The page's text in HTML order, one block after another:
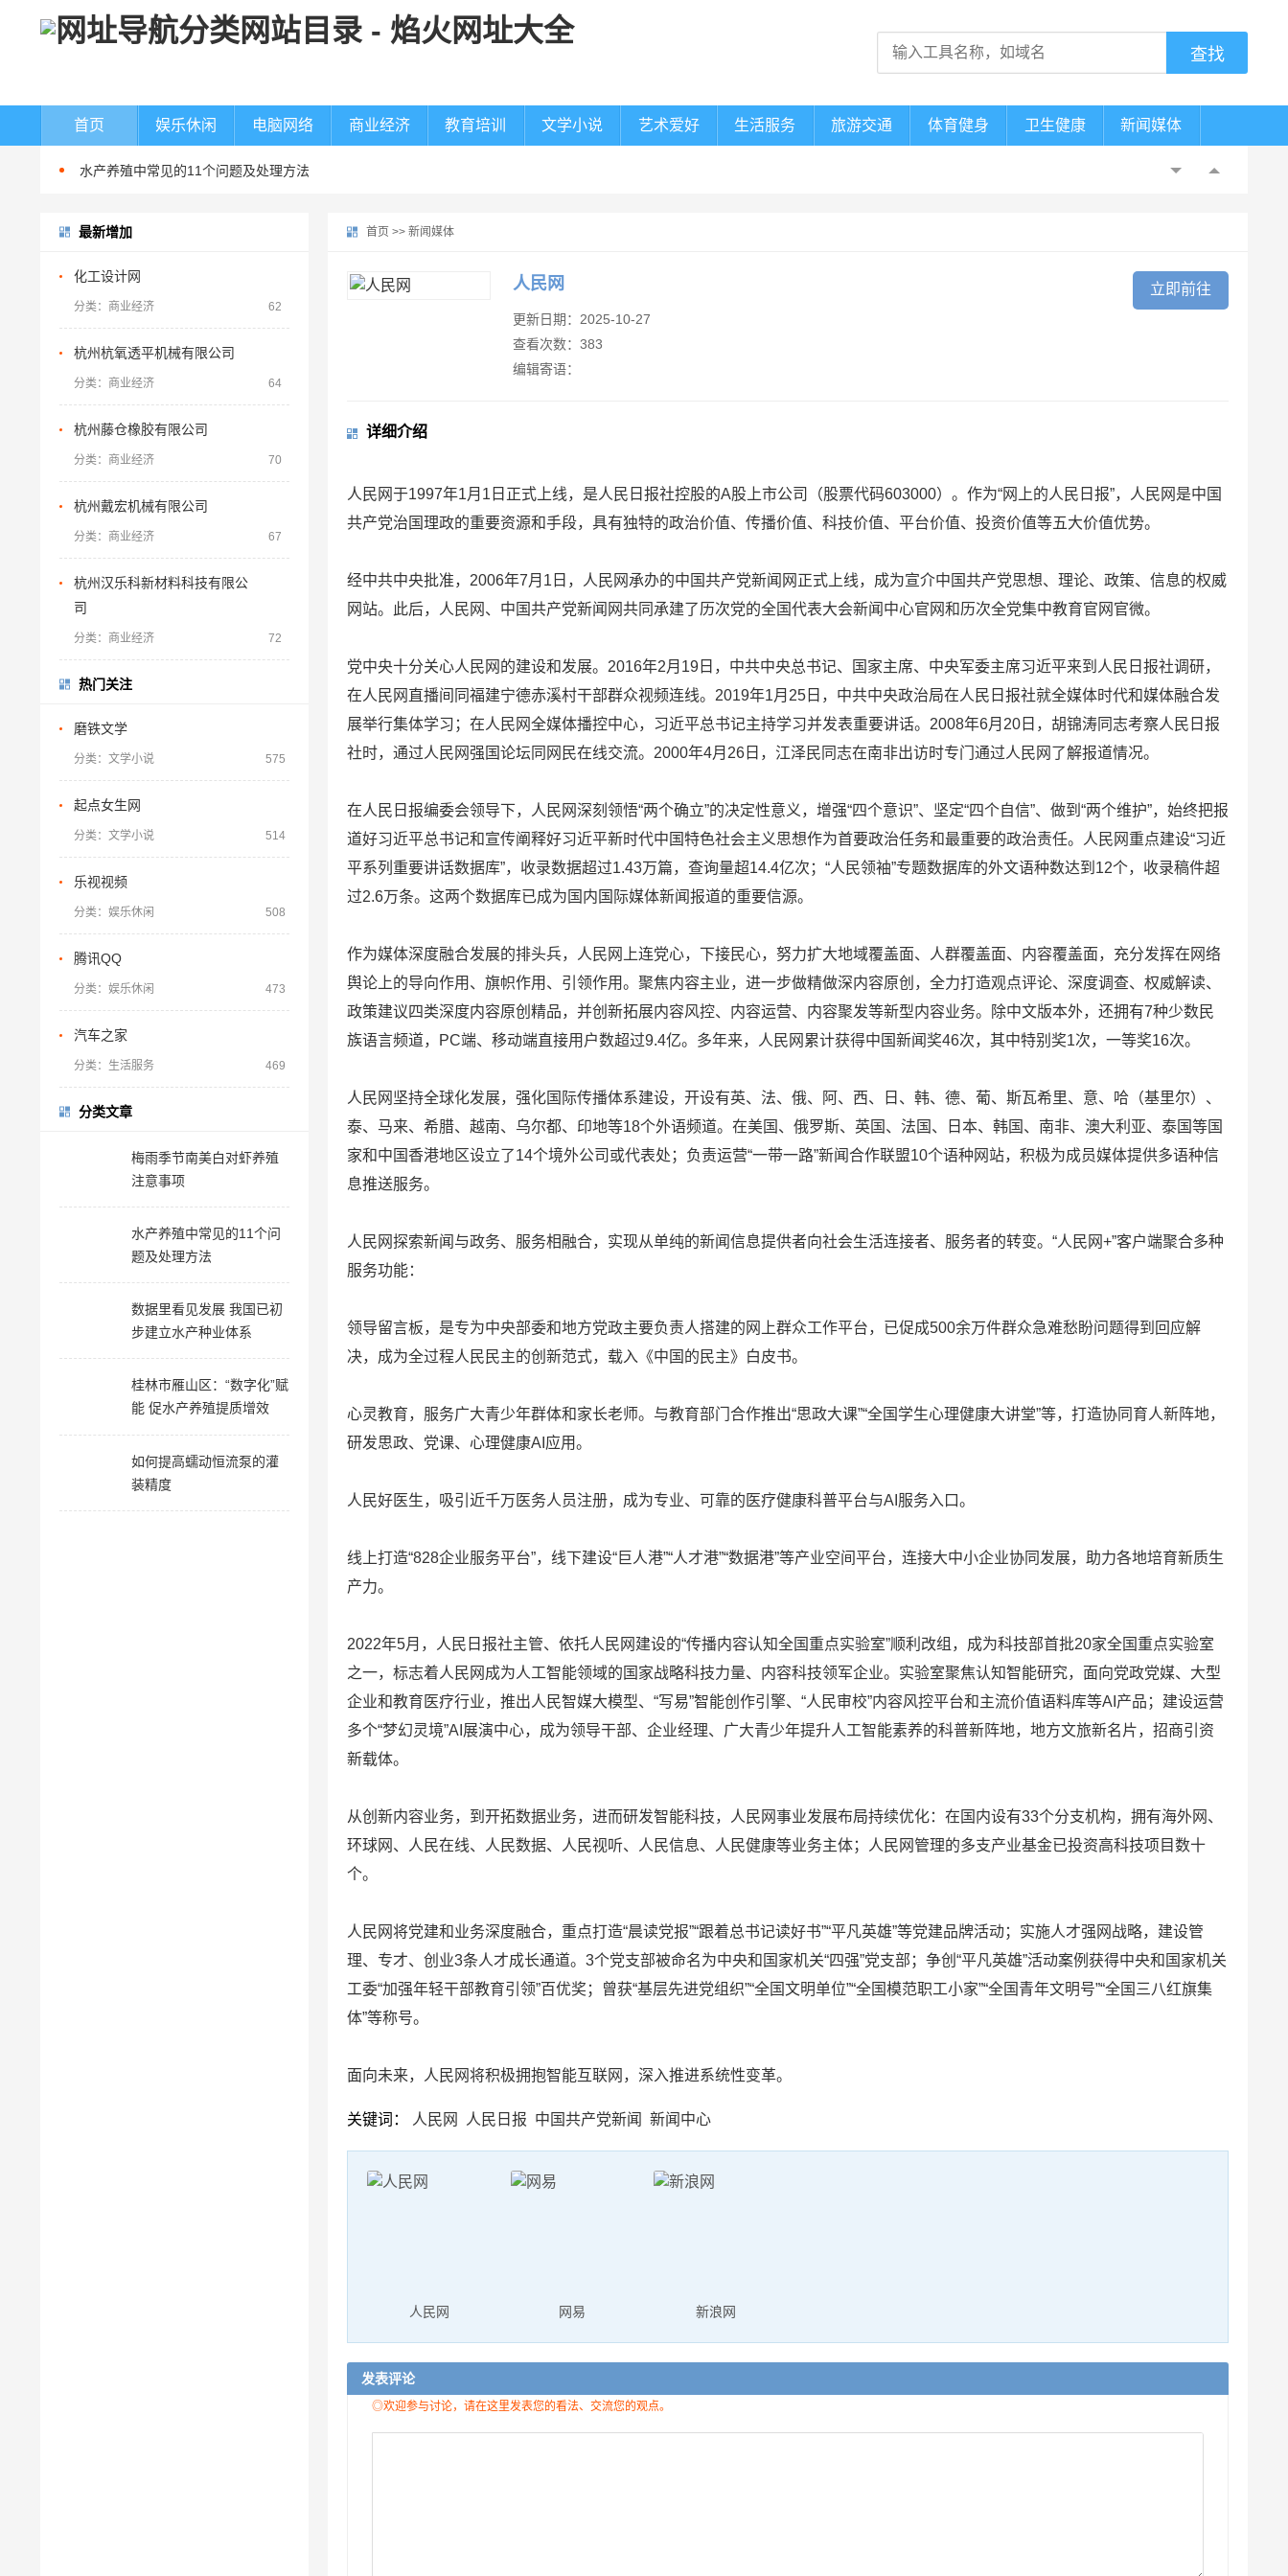
首页 娱乐休闲 电脑网络 商业经济 教育培训 文学小说 艺术爱好 生活服务 旅游交通 体育健身 卫生健康 新闻媒体
美国“尼米兹”号航母连摔两机，都是因为它？
水产养殖中常见的11个问题及处理方法
桂林市雁山区：“数字化”赋能 促水产养殖提质增效
朝鲜试射海对地战略巡航导弹
达成停火18天后战火再起 以总理下令袭击加沙
数据里看见发展 我国已初步建立水产种业体系
桂林市雁山区：“数字化”赋能 促水产养殖提质增效
蠕动泵软管常见的问题有哪些
河南一幼儿园凌晨起火，警方通报：未造成人员伤亡
朝鲜试射海对地战略巡航导弹
达成停火18天后战火再起 以总理下令袭击加沙
美国“尼米兹”号航母连摔两机，都是因为它？
最新增加
化工设计网
分类：商业经济 62
杭州杭氧透平机械有限公司
分类：商业经济 64
杭州藤仓橡胶有限公司
分类：商业经济 70
杭州戴宏机械有限公司
分类：商业经济 67
杭州汉乐科新材料科技有限公
司
分类：商业经济 72
热门关注
磨铁文学
分类：文学小说 575
起点女生网
分类：文学小说 514
乐视视频
分类：娱乐休闲 508
腾讯QQ
分类：娱乐休闲 473
汽车之家
分类：生活服务 469
分类文章
梅雨季节南美白对虾养殖
注意事项
水产养殖中常见的11个问
题及处理方法
数据里看见发展 我国已初
步建立水产种业体系
桂林市雁山区：“数字化”赋
能 促水产养殖提质增效
如何提高蠕动恒流泵的灌
装精度
首页 >> 新闻媒体
人民网
更新日期：2025-10-27
查看次数：383
编辑寄语：
立即前往
详细介绍
人民网于1997年1月1日正式上线，是人民日报社控股的A股上市公司（股票代码603000）。作为“网上的人民日报”，人民网是中国
共产党治国理政的重要资源和手段，具有独特的政治价值、传播价值、科技价值、平台价值、投资价值等五大价值优势。
经中共中央批准，2006年7月1日，人民网承办的中国共产党新闻网正式上线，成为宣介中国共产党思想、理论、政策、信息的权威
网站。此后，人民网、中国共产党新闻网共同承建了历次党的全国代表大会新闻中心官网和历次全党集中教育官网官微。
党中央十分关心人民网的建设和发展。2016年2月19日，中共中央总书记、国家主席、中央军委主席习近平来到人民日报社调研，
在人民网直播间同福建宁德赤溪村干部群众视频连线。2019年1月25日，中共中央政治局在人民日报社就全媒体时代和媒体融合发
展举行集体学习；在人民网全媒体播控中心，习近平总书记主持学习并发表重要讲话。2008年6月20日，胡锦涛同志考察人民日报
社时，通过人民网强国论坛同网民在线交流。2000年4月26日，江泽民同志在南非出访时专门通过人民网了解报道情况。
在人民日报编委会领导下，人民网深刻领悟“两个确立”的决定性意义，增强“四个意识”、坚定“四个自信”、做到“两个维护”，始终把报
道好习近平总书记和宣传阐释好习近平新时代中国特色社会主义思想作为首要政治任务和最重要的政治责任。人民网重点建设“习近
平系列重要讲话数据库”，收录数据超过1.43万篇，查询量超14.4亿次；“人民领袖”专题数据库的外文语种数达到12个，收录稿件超
过2.6万条。这两个数据库已成为国内国际媒体新闻报道的重要信源。
作为媒体深度融合发展的排头兵，人民网上连党心，下接民心，努力扩大地域覆盖面、人群覆盖面、内容覆盖面，充分发挥在网络
舆论上的导向作用、旗帜作用、引领作用。聚焦内容主业，进一步做精做深内容原创，全力打造观点评论、深度调查、权威解读、
政策建议四类深度内容原创精品，并创新拓展内容风控、内容运营、内容聚发等新型内容业务。除中文版本外，还拥有7种少数民
族语言频道，PC端、移动端直接用户数超过9.4亿。多年来，人民网累计获得中国新闻奖46次，其中特别奖1次，一等奖16次。
人民网坚持全球化发展，强化国际传播体系建设，开设有英、法、俄、阿、西、日、韩、德、葡、斯瓦希里、意、哈（基里尔）、
泰、马来、希腊、越南、乌尔都、印地等18个外语频道。在美国、俄罗斯、英国、法国、日本、韩国、南非、澳大利亚、泰国等国
家和中国香港地区设立了14个境外公司或代表处；负责运营“一带一路”新闻合作联盟10个语种网站，积极为成员媒体提供多语种信
息推送服务。
人民网探索新闻与政务、服务相融合，实现从单纯的新闻信息提供者向社会生活连接者、服务者的转变。“人民网+”客户端聚合多种
服务功能：
领导留言板，是专为中央部委和地方党政主要负责人搭建的网上群众工作平台，已促成500余万件群众急难愁盼问题得到回应解
决，成为全过程人民民主的创新范式，载入《中国的民主》白皮书。
心灵教育，服务广大青少年群体和家长老师。与教育部门合作推出“思政大课”“全国学生心理健康大讲堂”等，打造协同育人新阵地，
研发思政、党课、心理健康AI应用。
人民好医生，吸引近千万医务人员注册，成为专业、可靠的医疗健康科普平台与AI服务入口。
线上打造“828企业服务平台”，线下建设“巨人港”“人才港”“数据港”等产业空间平台，连接大中小企业协同发展，助力各地培育新质生
产力。
2022年5月，人民日报社主管、依托人民网建设的“传播内容认知全国重点实验室”顺利改组，成为科技部首批20家全国重点实验室
之一，标志着人民网成为人工智能领域的国家战略科技力量、内容科技领军企业。实验室聚焦认知智能研究，面向党政党媒、大型
企业和教育医疗行业，推出人民智媒大模型、“写易”智能创作引擎、“人民审校”内容风控平台和主流价值语料库等AI产品；建设运营
多个“梦幻灵境”AI展演中心，成为领导干部、企业经理、广大青少年提升人工智能素养的科普新阵地，地方文旅新名片，招商引资
新载体。
从创新内容业务，到开拓数据业务，进而研发智能科技，人民网事业发展布局持续优化：在国内设有33个分支机构，拥有海外网、
环球网、人民在线、人民数据、人民视听、人民信息、人民健康等业务主体；人民网管理的多支产业基金已投资高科技项目数十
个。
人民网将党建和业务深度融合，重点打造“晨读党报”“跟着总书记读好书”“平凡英雄”等党建品牌活动；实施人才强网战略，建设管
理、专才、创业3条人才成长通道。3个党支部被命名为中央和国家机关“四强”党支部；争创“平凡英雄”活动案例获得中央和国家机关
工委“加强年轻干部教育引领”百优奖；曾获“基层先进党组织”“全国文明单位”“全国模范职工小家”“全国青年文明号”“全国三八红旗集
体”等称号。
面向未来，人民网将积极拥抱智能互联网，深入推进系统性变革。
关键词： 人民网 人民日报 中国共产党新闻 新闻中心
人民网 网易 新浪网
发表评论
◎欢迎参与讨论，请在这里发表您的看法、交流您的观点。